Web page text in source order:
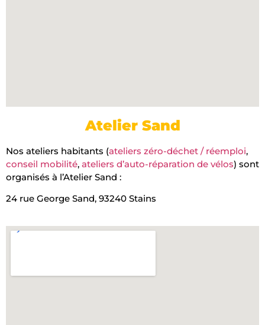
Atelier Sand
Nos ateliers habitants (ateliers zéro-déchet / réemploi,
conseil mobilité, ateliers d’auto-réparation de vélos) sont
organisés à l’Atelier Sand :
24 rue George Sand, 93240 Stains